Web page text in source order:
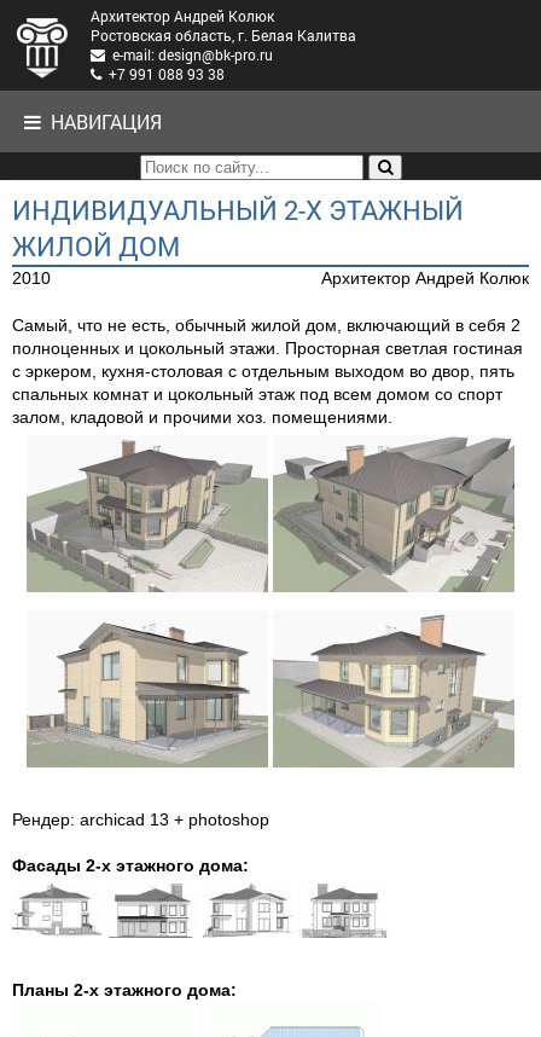
Архитектор Андрей Колюк
Ростовская область, г. Белая Калитва
e-mail: design@bk-pro.ru
+7 991 088 93 38
НАВИГАЦИЯ
ИНДИВИДУАЛЬНЫЙ 2-Х ЭТАЖНЫЙ
ЖИЛОЙ ДОМ
2010 Архитектор Андрей Колюк
Самый, что не есть, обычный жилой дом, включающий в себя 2
полноценных и цокольный этажи. Просторная светлая гостиная
с эркером, кухня-столовая с отдельным выходом во двор, пять
спальных комнат и цокольный этаж под всем домом со спорт
залом, кладовой и прочими хоз. помещениями.
Рендер: archicad 13 + photoshop
Фасады 2-х этажного дома:
Планы 2-х этажного дома: